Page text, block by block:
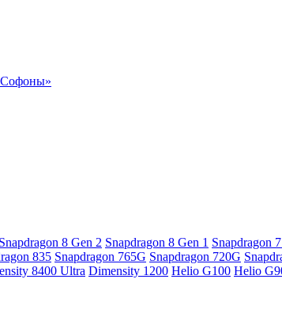
Snapdragon 8 Gen 2 Snapdragon 8 Gen 1 Snapdragon
835 Snapdragon 765G Snapdragon 720G
8400 Ultra Dimensity 1200 Helio G100 Helio